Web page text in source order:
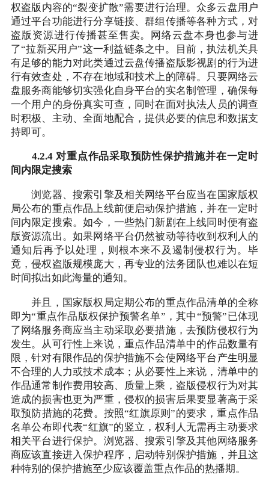
权盗版内容的“裂变扩散”需要进行治理。众多云盘用户
通过平台功能进行分享链接、群组传播等各种方式，对
盗版资源进行传播甚至售卖。网络云盘本身也参与进
了“拉新买用户”这一利益链条之中。目前，执法机关具
有足够的能力对此类通过云盘传播盗版影视剧的行为进
行有效查处，不存在地域和技术上的障碍。只要网络云
盘服务商能够切实强化自身平台的实名制管理，确保每
一个用户的身份真实可查，同时在面对执法人员的调查
时积极、主动、全面地配合，提供必要的信息和数据支
持即可。
4.2.4 对重点作品采取预防性保护措施并在一定时
间内限定搜索
浏览器、搜索引擎及相关网络平台应当在国家版权
局公布的重点作品上线前便启动保护措施，并在一定时
间内限定搜索。如今，一些热门新剧在上线同时便有盗
版资源流出。如果网络平台仍然被动等待收到权利人的
通知后再予以处理，则根本来不及遏制侵权行为。毕
竟，侵权盗版规模庞大，再专业的法务团队也难以在短
时间拟出如此海量的通知。
并且，国家版权局定期公布的重点作品清单的全称
即为“重点作品版权保护预警名单”，其中“预警”已体现
了网络服务商应当主动采取必要措施，去预防侵权行为
发生。从可行性上来说，重点作品清单中的作品数量有
限，针对有限作品的保护措施不会使网络平台产生明显
不合理的人力或技术成本；从必要性上来说，清单中的
作品通常制作费用较高、质量上乘，盗版侵权行为对其
造成的损害也更为严重，侵权的损害后果要显著高于采
取预防措施的花费。按照“红旗原则”的要求，重点作品
名单公布即代表“红旗”的竖立，权利人无需再主动要求
相关平台进行保护。浏览器、搜索引擎及其他网络服务
商应该直接进入保护程序，启动特别保护措施，并且这
种特别的保护措施至少应该覆盖重点作品的热播期。